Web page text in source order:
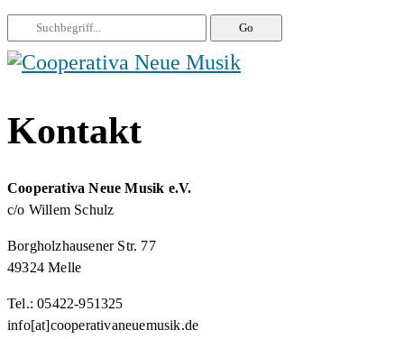
Kontakt
Cooperativa Neue Musik e.V.
c/o Willem Schulz
Borgholzhausener Str. 77
49324 Melle
Tel.: 05422-951325
info[at]cooperativaneuemusik.de